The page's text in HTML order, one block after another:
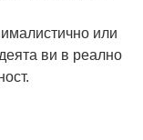
или
ви в реално